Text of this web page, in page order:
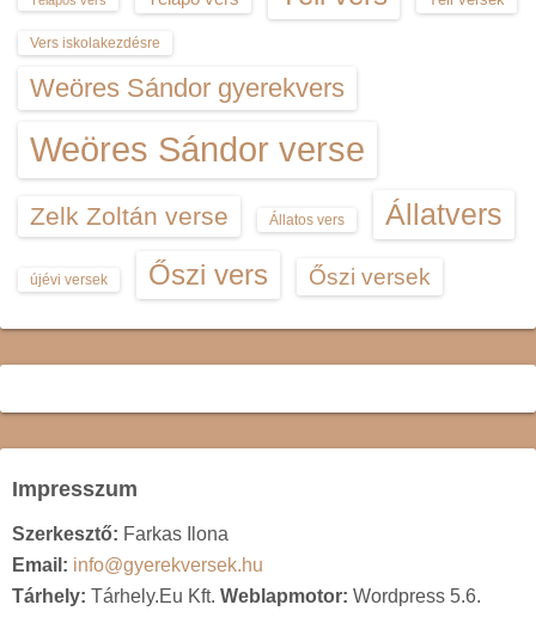
Vers iskolakezdésre
Weöres Sándor gyerekvers
Weöres Sándor verse
Zelk Zoltán verse Állatos vers Állatvers
újévi versek Őszi vers Őszi versek
Impresszum
Szerkesztő: Farkas Ilona
Email: info@gyerekversek.hu
Tárhely: Tárhely.Eu Kft. Weblapmotor: Wordpress 5.6.